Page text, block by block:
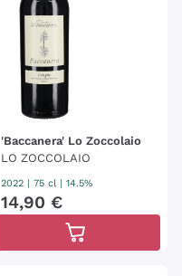
'Baccanera' Lo Zoccolaio
LO ZOCCOLAIO
2022 75 cl | 14.5%
14,90 €